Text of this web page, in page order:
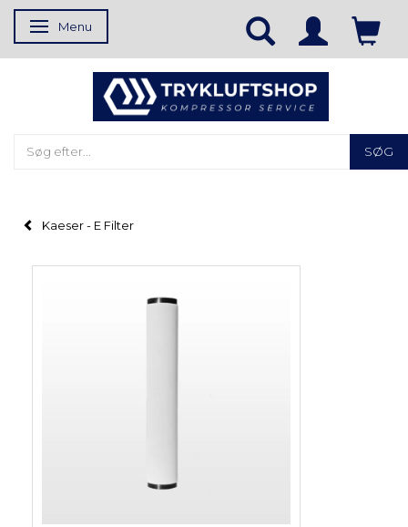
Skifte navigation
Menu
SØG
Kaeser - E Filter